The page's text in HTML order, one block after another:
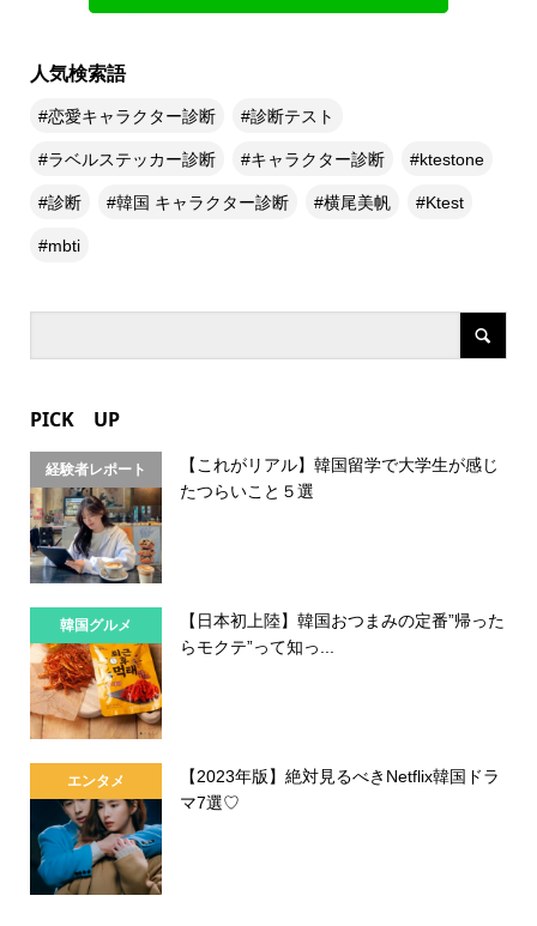
人気検索語
恋愛キャラクター診断 診断テスト
ラベルステッカー診断 キャラクター診断 ktestone
診断 韓国 キャラクター診断 横尾美帆 Ktest
mbti
PICK UP
経験者レポート
【これがリアル】韓国留学で大学生が感じ
たつらいこと５選
韓国グルメ
【日本初上陸】韓国おつまみの定番”帰った
らモクテ”って知っ...
エンタメ
【2023年版】絶対見るべきNetflix韓国ドラ
マ7選♡